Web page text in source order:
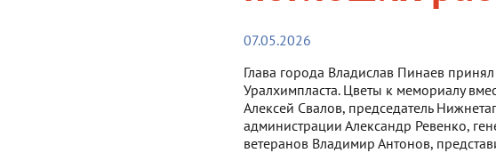
07.05.2026
Глава города Владислав Пинаев
Уралхимпласта. Цветы к мемориалу
Алексей Свалов, председатель
администрации Александр Ревенко,
ветеранов Владимир Антонов,